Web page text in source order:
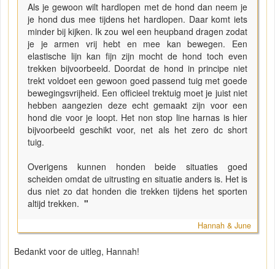
Als je gewoon wilt hardlopen met de hond dan neem je
je hond dus mee tijdens het hardlopen. Daar komt iets
minder bij kijken. Ik zou wel een heupband dragen zodat
je je armen vrij hebt en mee kan bewegen. Een
elastische lijn kan fijn zijn mocht de hond toch even
trekken bijvoorbeeld. Doordat de hond in principe niet
trekt voldoet een gewoon goed passend tuig met goede
bewegingsvrijheid. Een officieel trektuig moet je juist niet
hebben aangezien deze echt gemaakt zijn voor een
hond die voor je loopt. Het non stop line harnas is hier
bijvoorbeeld geschikt voor, net als het zero dc short
tuig.
Overigens kunnen honden beide situaties goed
scheiden omdat de uitrusting en situatie anders is. Het is
dus niet zo dat honden die trekken tijdens het sporten
altijd trekken. "
Hannah & June
Bedankt voor de uitleg, Hannah!